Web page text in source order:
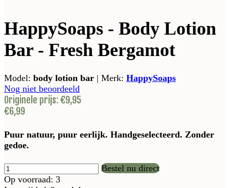
HappySoaps - Body Lotion
Bar - Fresh Bergamot
Model: body lotion bar | Merk: HappySoaps
Nog niet beoordeeld
Originele prijs:€9,95
€6,99
Puur natuur, puur eerlijk. Handgeselecteerd. Zonder
gedoe.
Bestel nu direct
Op voorraad: 3